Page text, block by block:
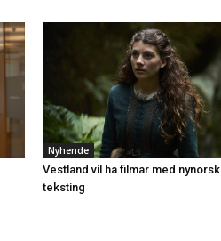
Nyhende
Vestland vil ha filmar med nynorsk
teksting